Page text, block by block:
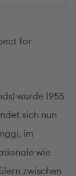
for
wurde 1955
sich nun
im
wie
zwischen